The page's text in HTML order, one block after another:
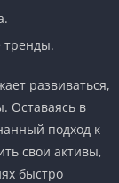
развиваться,
Оставаясь в
подход к
свои активы,
быстро